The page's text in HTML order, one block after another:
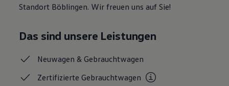
Volkswagen Kundenbetreuung
Digitale Betriebsanleitung
Magazin
Lifestyle
Transport
Standort Böblingen. Wir freuen uns auf Sie!
Das sind unsere Leistungen
Neuwagen &Gebrauchtwagen
ZertifizierteGebrauchtwagen